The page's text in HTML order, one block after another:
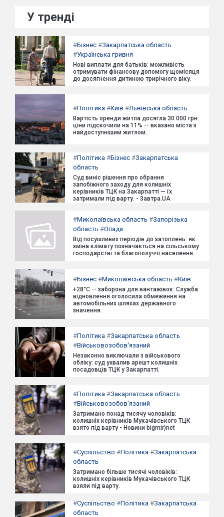
У тренді
#Бізнес #Закарпатська область
#Українська гривня
Нові виплати для батьків: можливість
отримувати фінансову допомогу щомісяця
до досягнення дитиною трирічного віку.
#Політика #Київ #Львівська область
Вартість оренди житла досягла 30 000 грн:
ціни підскочили на 11% -- вказано міста з
найдоступнішим житлом.
#Політика #Бізнес #Закарпатська
область
Суд виніс рішення про обрання
запобіжного заходу для колишніх
керівників ТЦК на Закарпатті — їх
затримали під варту. - Завтра.UA
#Миколаївська область #Запорізька
область #Опади
Від посушливих періодів до затоплень: як
зміна клімату позначається на сільському
господарстві та благополуччі населення.
#Бізнес #Миколаївська область #Київ
+28°C -- заборона для вантажівок: Служба
відновлення оголосила обмеження на
автомобільних шляхах державного
значення.
#Політика #Закарпатська область
#Військовозобов'язаний
Незаконно виключали з військового
обліку: суд ухвалив арешт колишніх
посадовців ТЦК у Закарпатті.
#Політика #Закарпатська область
#Військовозобов'язаний
Затримано понад тисячу чоловіків:
колишніх керівників Мукачівського ТЦК
взято під варту - Новини bigmir)net
#Суспільство #Політика #Закарпатська
область
Затримано більше тисячі чоловіків:
колишніх керівників Мукачівського ТЦК
взяли під варту.
#Суспільство #Політика #Закарпатська
область